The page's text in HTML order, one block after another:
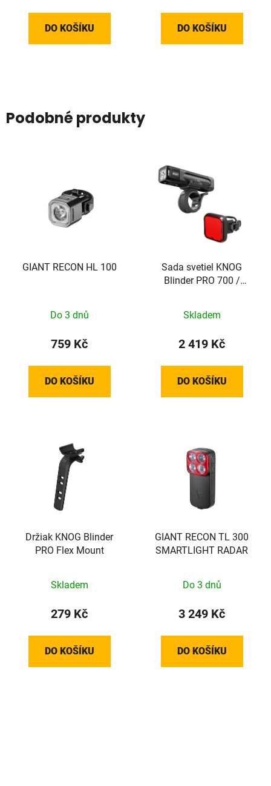
DO KOŠÍKU DO KOŠÍKU
Podobné produkty
GIANT RECON HL 100
Do 3 dnů
759 Kč
DO KOŠÍKU
Sada svetiel KNOG
Blinder PRO 700 /
Skladem
2 419 Kč
DO KOŠÍKU
Držiak KNOG Blinder
PRO Flex Mount
Skladem
279 Kč
DO KOŠÍKU
GIANT RECON TL 300
SMARTLIGHT RADAR
Do 3 dnů
3 249 Kč
DO KOŠÍKU